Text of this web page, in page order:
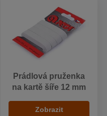
Prádlová pruženka
na kartě šíře 12 mm
Zobrazit